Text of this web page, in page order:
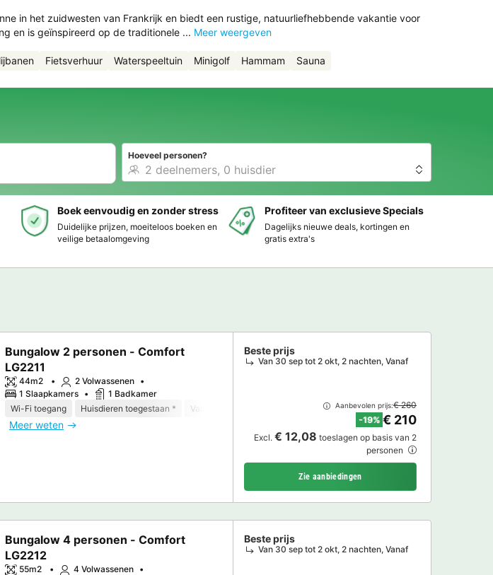
foto's
in het zuidwesten van Frankrijk en biedt een rustige, natuurliefhebbende vakantie voor
en is geïnspireerd op de traditionele ... Meer weergeven
Fietsverhuur Waterspeeltuin Minigolf Hammam Sauna
Hoeveel personen?
Boek eenvoudig en zonder stress
Duidelijke prijzen, moeiteloos boeken en
veilige betaalomgeving
Profiteer van exclusieve Specials
Dagelijks nieuwe deals, kortingen en
gratis extra's
Bungalow 2 personen - Comfort
LG2211
44m2
2 Volwassenen
1 Slaapkamers
1 Badkamer
Wi-Fi toegang
Huisdieren toegestaan * Vaatwasser Koelkast Tuinmeubelen TV
Meer weten
Beste prijs
Van 30 sep tot 2 okt, 2 nachten, Vanaf
Aanbevolen prijs:€ 260
-19% € 210
Excl. € 12,08 toeslagen op basis van 2
personen
Zie aanbiedingen
Bungalow 4 personen - Comfort
LG2212
55m2
4 Volwassenen
Beste prijs
Van 30 sep tot 2 okt, 2 nachten, Vanaf